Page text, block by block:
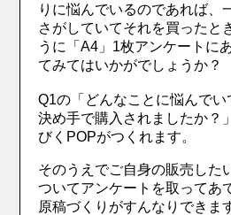
りに悩んでいるのであれば、
さがしていてそれを買ったと
うに「A4」1枚アンケートに
てみてはいかがでしょうか？
Q1の「どんなことに悩んで
決め手で購入されましたか？
びくPOPがつくれます。
そのうえでご自身の販売した
ついてアンケートを取ってあ
原稿づくりがすんなりできま